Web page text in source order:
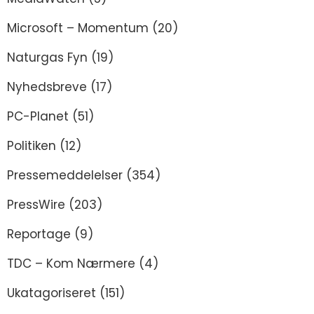
Microsoft – Momentum (20)
Naturgas Fyn (19)
Nyhedsbreve (17)
PC-Planet (51)
Politiken (12)
Pressemeddelelser (354)
PressWire (203)
Reportage (9)
TDC – Kom Nærmere (4)
Ukatagoriseret (151)